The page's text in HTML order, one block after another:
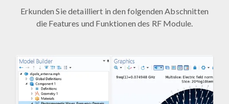
Erkunden Sie detailliert in den folgenden Abschnitten
die Features und Funktionen des RF Module.